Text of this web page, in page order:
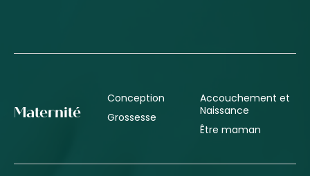
Maternité
Conception
Grossesse
Accouchement et
Naissance
Être maman